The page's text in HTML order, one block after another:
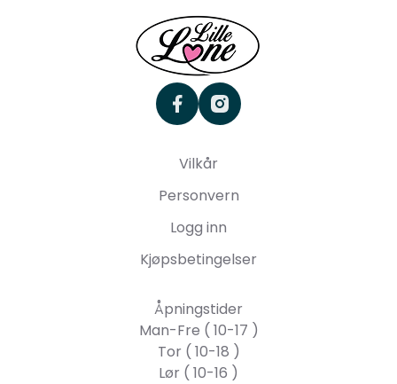
facebookinstagram
Vilkår
Personvern
Logg inn
Kjøpsbetingelser
Åpningstider
Man-Fre ( 10-17 )
Tor ( 10-18 )
Lør ( 10-16 )